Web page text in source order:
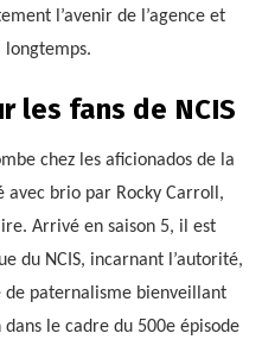
l’avenir de l’agence et
longtemps.
les fans de NCIS
chez les aficionados de la
avec brio par Rocky Carroll,
Arrivé en saison 5, il est
du NCIS, incarnant l’autorité,
de paternalisme bienveillant
le cadre du 500e épisode